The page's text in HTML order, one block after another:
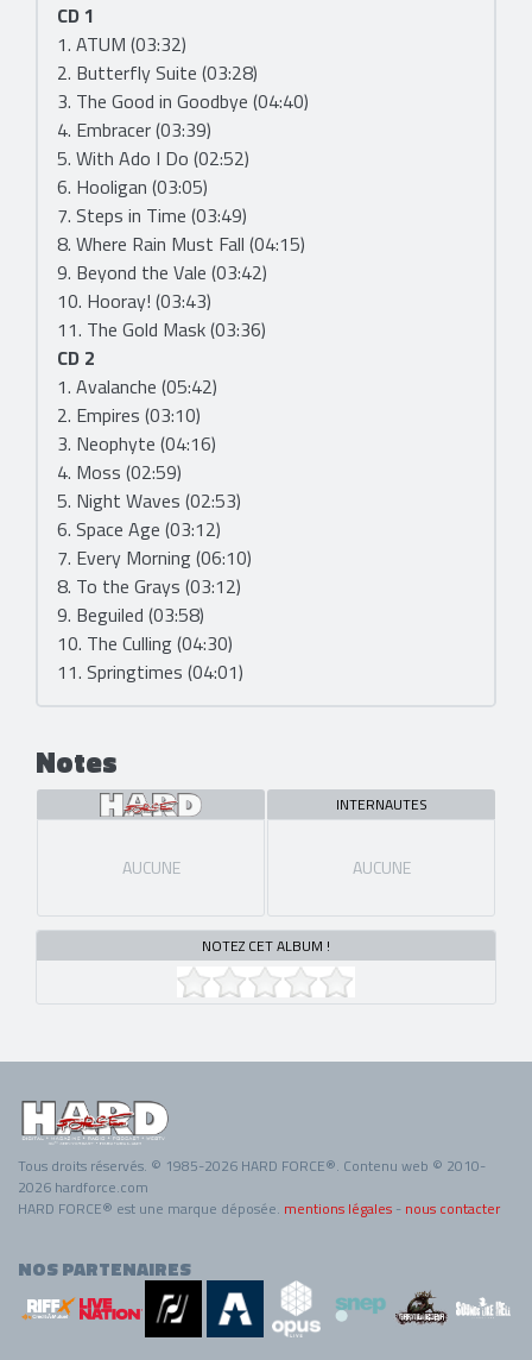
CD 1
1. ATUM (03:32)
2. Butterfly Suite (03:28)
3. The Good in Goodbye (04:40)
4. Embracer (03:39)
5. With Ado I Do (02:52)
6. Hooligan (03:05)
7. Steps in Time (03:49)
8. Where Rain Must Fall (04:15)
9. Beyond the Vale (03:42)
10. Hooray! (03:43)
11. The Gold Mask (03:36)
CD 2
1. Avalanche (05:42)
2. Empires (03:10)
3. Neophyte (04:16)
4. Moss (02:59)
5. Night Waves (02:53)
6. Space Age (03:12)
7. Every Morning (06:10)
8. To the Grays (03:12)
9. Beguiled (03:58)
10. The Culling (04:30)
11. Springtimes (04:01)
Notes
AUCUNE
INTERNAUTES
AUCUNE
NOTEZ CET ALBUM !
Tous droits réservés. © 1985-2026 HARD FORCE®. Contenu web © 2010-
2026 hardforce.com
HARD FORCE® est une marque déposée. mentions légales - nous contacter
NOS PARTENAIRES